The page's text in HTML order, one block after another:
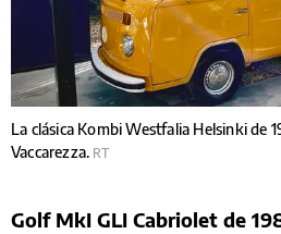
La clásica Kombi Westfalia Helsinki de
Vaccarezza. RT
Golf MkI GLI Cabriolet de